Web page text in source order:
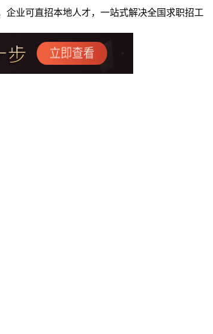
企业可直招本地人才，一站式解决全国求职招工